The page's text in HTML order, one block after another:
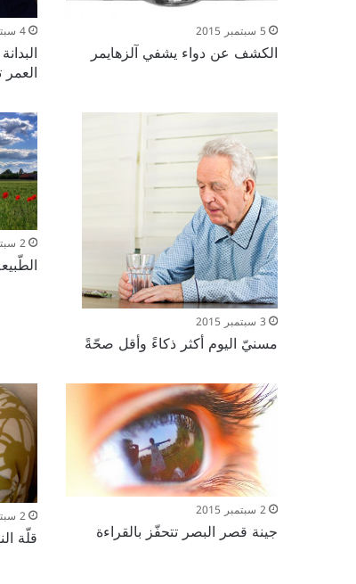
5 سبتمبر 2015
الكشف عن دواء يشفي آلزهايمر
4 سبتمبر 2015
العمر
3 سبتمبر 2015
مسنيّ اليوم أكثر ذكاءً وأقل صحّةً
2 سبتمبر 2015
2 سبتمبر 2015
جينة قصر البصر تتحفّز بالقراءة
2 سبتمبر 2015
قلّة